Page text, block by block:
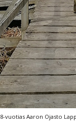
8-vuotias Aaron Ojasto